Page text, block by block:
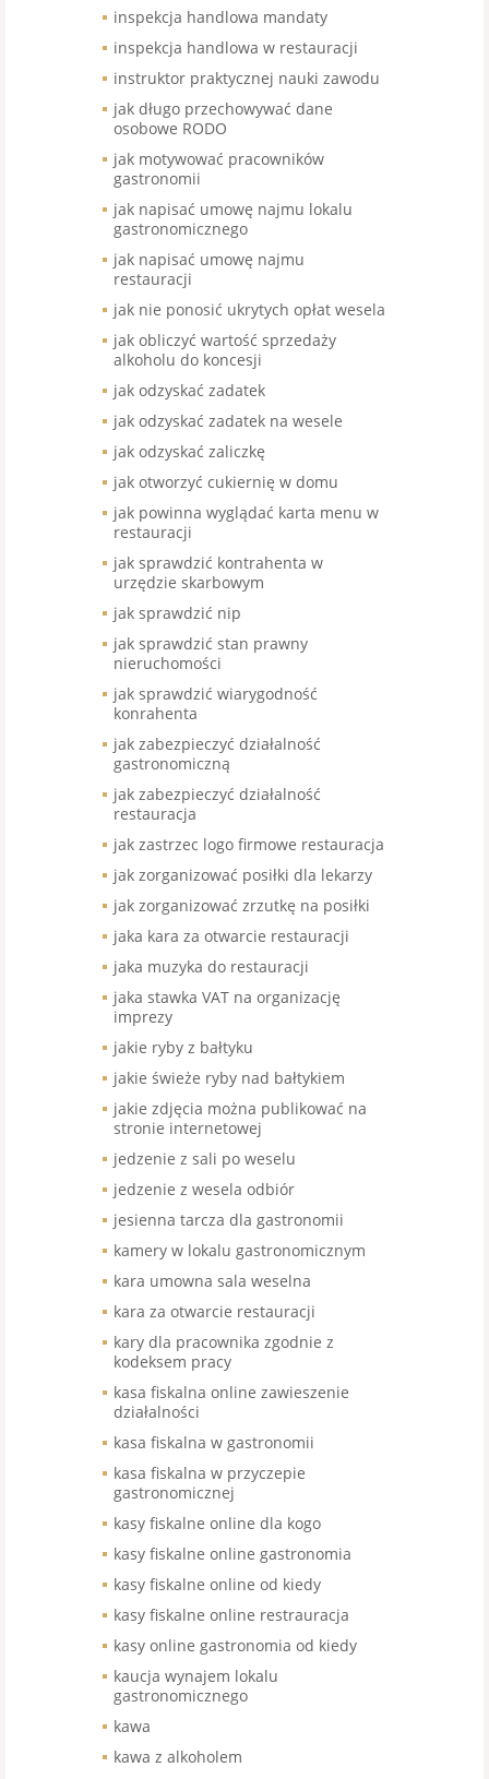
inspekcja handlowa mandaty
inspekcja handlowa w restauracji
instruktor praktycznej nauki zawodu
jak długo przechowywać dane
osobowe RODO
jak motywować pracowników
gastronomii
jak napisać umowę najmu lokalu
gastronomicznego
jak napisać umowę najmu
restauracji
jak nie ponosić ukrytych opłat wesela
jak obliczyć wartość sprzedaży
alkoholu do koncesji
jak odzyskać zadatek
jak odzyskać zadatek na wesele
jak odzyskać zaliczkę
jak otworzyć cukiernię w domu
jak powinna wyglądać karta menu w
restauracji
jak sprawdzić kontrahenta w
urzędzie skarbowym
jak sprawdzić nip
jak sprawdzić stan prawny
nieruchomości
jak sprawdzić wiarygodność
konrahenta
jak zabezpieczyć działalność
gastronomiczną
jak zabezpieczyć działalność
restauracja
jak zastrzec logo firmowe restauracja
jak zorganizować posiłki dla lekarzy
jak zorganizować zrzutkę na posiłki
jaka kara za otwarcie restauracji
jaka muzyka do restauracji
jaka stawka VAT na organizację
imprezy
jakie ryby z bałtyku
jakie świeże ryby nad bałtykiem
jakie zdjęcia można publikować na
stronie internetowej
jedzenie z sali po weselu
jedzenie z wesela odbiór
jesienna tarcza dla gastronomii
kamery w lokalu gastronomicznym
kara umowna sala weselna
kara za otwarcie restauracji
kary dla pracownika zgodnie z
kodeksem pracy
kasa fiskalna online zawieszenie
działalności
kasa fiskalna w gastronomii
kasa fiskalna w przyczepie
gastronomicznej
kasy fiskalne online dla kogo
kasy fiskalne online gastronomia
kasy fiskalne online od kiedy
kasy fiskalne online restrauracja
kasy online gastronomia od kiedy
kaucja wynajem lokalu
gastronomicznego
kawa
kawa z alkoholem